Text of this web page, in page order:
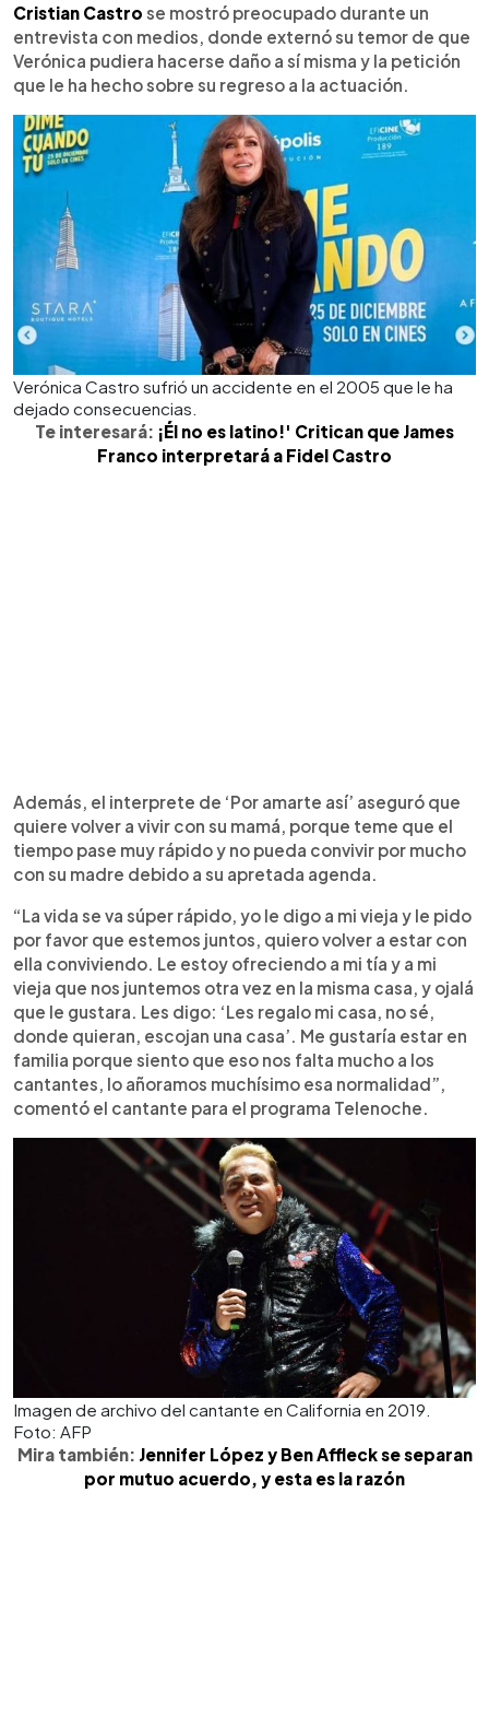
Cristian Castro se mostró preocupado durante un
entrevista con medios, donde externó su temor de que
Verónica pudiera hacerse daño a sí misma y la petición
que le ha hecho sobre su regreso a la actuación.
Verónica Castro sufrió un accidente en el 2005 que le ha
dejado consecuencias.
Te interesará: ¡Él no es latino!' Critican que James
Franco interpretará a Fidel Castro
Además, el interprete de ‘Por amarte así’ aseguró que
quiere volver a vivir con su mamá, porque teme que el
tiempo pase muy rápido y no pueda convivir por mucho
con su madre debido a su apretada agenda.
“La vida se va súper rápido, yo le digo a mi vieja y le pido
por favor que estemos juntos, quiero volver a estar con
ella conviviendo. Le estoy ofreciendo a mi tía y a mi
vieja que nos juntemos otra vez en la misma casa, y ojalá
que le gustara. Les digo: ‘Les regalo mi casa, no sé,
donde quieran, escojan una casa’. Me gustaría estar en
familia porque siento que eso nos falta mucho a los
cantantes, lo añoramos muchísimo esa normalidad”,
comentó el cantante para el programa Telenoche.
Imagen de archivo del cantante en California en 2019.
Foto: AFP
Mira también: Jennifer López y Ben Affleck se separan
por mutuo acuerdo, y esta es la razón